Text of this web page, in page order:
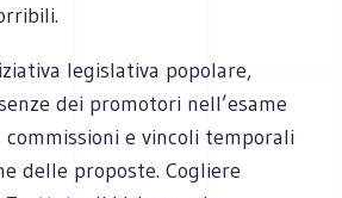
legislativa popolare,
dei promotori nell’esame
e vincoli temporali
delle proposte. Cogliere